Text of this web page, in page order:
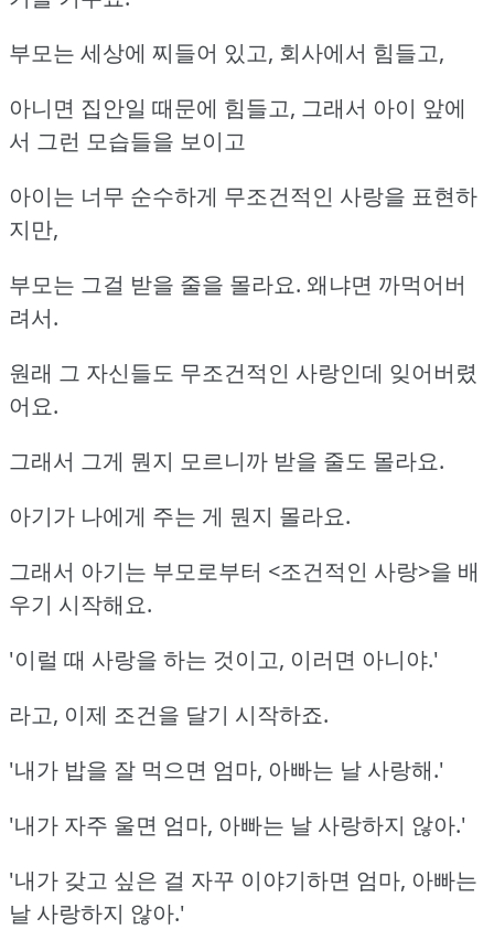
부모는 세상에 찌들어 있고, 회사에서 힘들고,
아니면 집안일 때문에 힘들고, 그래서 아이 앞에
서 그런 모습들을 보이고
아이는 너무 순수하게 무조건적인 사랑을 표현하
지만,
부모는 그걸 받을 줄을 몰라요. 왜냐면 까먹어버
려서.
원래 그 자신들도 무조건적인 사랑인데 잊어버렸
어요.
그래서 그게 뭔지 모르니까 받을 줄도 몰라요.
아기가 나에게 주는 게 뭔지 몰라요.
그래서 아기는 부모로부터 <조건적인 사랑>을 배
우기 시작해요.
'이럴 때 사랑을 하는 것이고, 이러면 아니야.'
라고, 이제 조건을 달기 시작하죠.
'내가 밥을 잘 먹으면 엄마, 아빠는 날 사랑해.'
'내가 자주 울면 엄마, 아빠는 날 사랑하지 않아.'
'내가 갖고 싶은 걸 자꾸 이야기하면 엄마, 아빠는
날 사랑하지 않아.'